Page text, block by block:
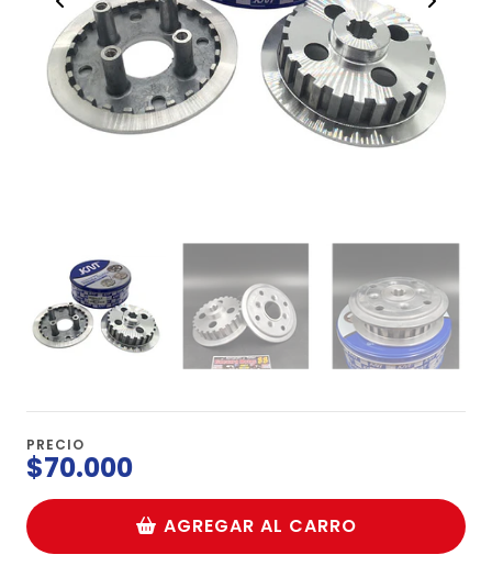
PRECIO
$70.000
AGREGAR AL CARRO